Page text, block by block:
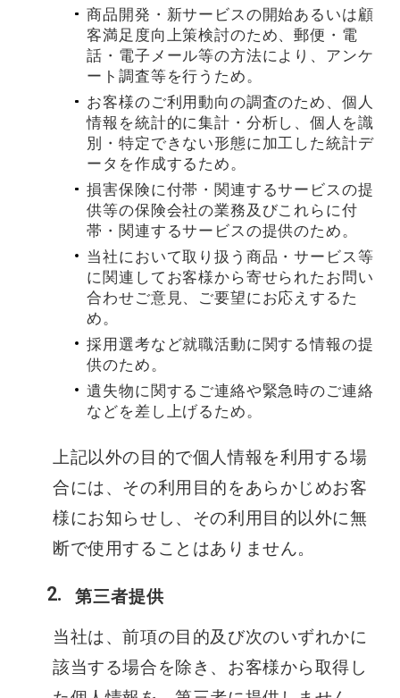
商品開発・新サービスの開始あるいは顧
客満足度向上策検討のため、郵便・電
話・電子メール等の方法により、アンケ
ート調査等を行うため。
お客様のご利用動向の調査のため、個人
情報を統計的に集計・分析し、個人を識
別・特定できない形態に加工した統計デ
ータを作成するため。
損害保険に付帯・関連するサービスの提
供等の保険会社の業務及びこれらに付
帯・関連するサービスの提供のため。
当社において取り扱う商品・サービス等
に関連してお客様から寄せられたお問い
合わせご意見、ご要望にお応えするた
め。
採用選考など就職活動に関する情報の提
供のため。
遺失物に関するご連絡や緊急時のご連絡
などを差し上げるため。
上記以外の目的で個人情報を利用する場
合には、その利用目的をあらかじめお客
様にお知らせし、その利用目的以外に無
断で使用することはありません。
第三者提供
当社は、前項の目的及び次のいずれかに
該当する場合を除き、お客様から取得し